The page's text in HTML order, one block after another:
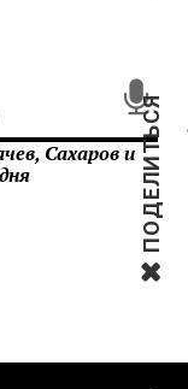
ПОДЕЛИТЬСЯ
Сахаров и